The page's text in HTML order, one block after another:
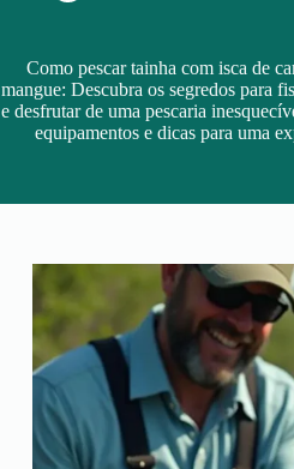
Como pescar tainha com isca de
mangue: Descubra os segredos para
e desfrutar de uma pescaria
equipamentos e dicas para uma